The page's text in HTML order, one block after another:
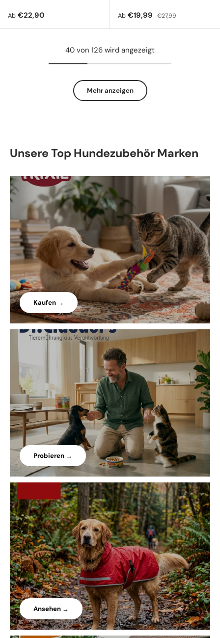
Normaler Preis
Ab €22,90 Verkaufspreis
Ab €19,99 Normaler Preis
€27,99
40 von 126 wird angezeigt
Mehr anzeigen
Unsere Top Hundezubehör Marken
Kaufen →
Probieren →
Ansehen →